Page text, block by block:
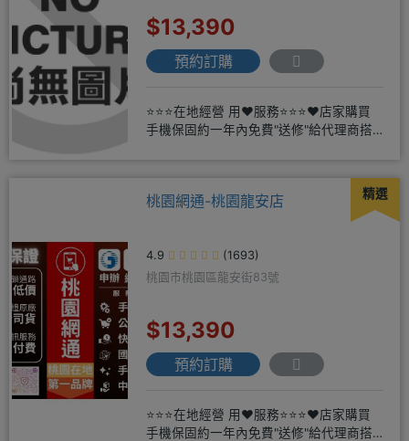
$13,390
預約訂購
⭐⭐⭐在地經營 用❤️服務⭐⭐⭐❤️店家購買
手機保固約一年內免費"送修"給代理商搭
精選
桃園網通-桃園龍安店
4.9
(1693)
桃園市桃園區龍安街83號
$13,390
預約訂購
⭐⭐⭐在地經營 用❤️服務⭐⭐⭐❤️店家購買
手機保固約一年內免費"送修"給代理商搭